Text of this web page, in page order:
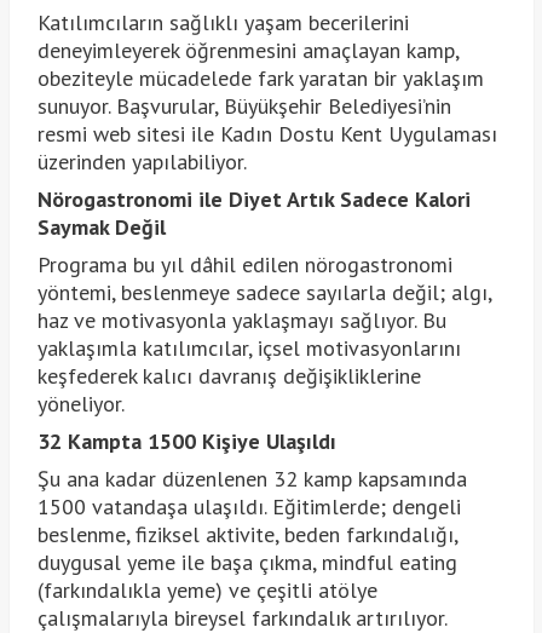
Katılımcıların sağlıklı yaşam becerilerini
deneyimleyerek öğrenmesini amaçlayan kamp,
obeziteyle mücadelede fark yaratan bir yaklaşım
sunuyor. Başvurular, Büyükşehir Belediyesi’nin
resmi web sitesi ile Kadın Dostu Kent Uygulaması
üzerinden yapılabiliyor.
Nörogastronomi ile Diyet Artık Sadece Kalori
Saymak Değil
Programa bu yıl dâhil edilen nörogastronomi
yöntemi, beslenmeye sadece sayılarla değil; algı,
haz ve motivasyonla yaklaşmayı sağlıyor. Bu
yaklaşımla katılımcılar, içsel motivasyonlarını
keşfederek kalıcı davranış değişikliklerine
yöneliyor.
32 Kampta 1500 Kişiye Ulaşıldı
Şu ana kadar düzenlenen 32 kamp kapsamında
1500 vatandaşa ulaşıldı. Eğitimlerde; dengeli
beslenme, fiziksel aktivite, beden farkındalığı,
duygusal yeme ile başa çıkma, mindful eating
(farkındalıkla yeme) ve çeşitli atölye
çalışmalarıyla bireysel farkındalık artırılıyor.